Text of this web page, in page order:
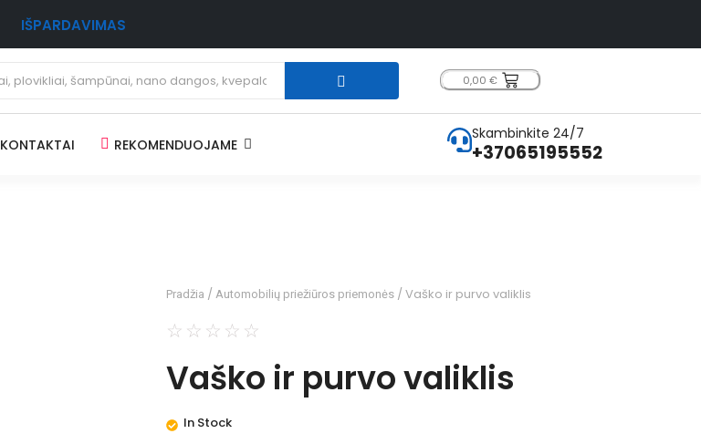
IŠPARDAVIMAS
0,00€
KONTAKTAI REKOMENDUOJAME
Skambinkite 24/7
+37065195552
Pradžia /Automobilių priežiūros priemonės / Vaško ir purvo valiklis
☆ ☆ ☆ ☆ ☆
Vaško ir purvo valiklis
In Stock